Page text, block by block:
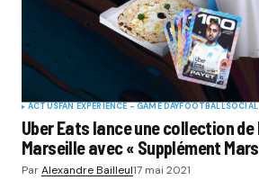
ACTUSFAN EXPERIENCE - GAME DAYFOOTBALL
Uber Eats lance une collection de
Marseille avec « Supplément
ParAlexandre Bailleul17 mai 2021